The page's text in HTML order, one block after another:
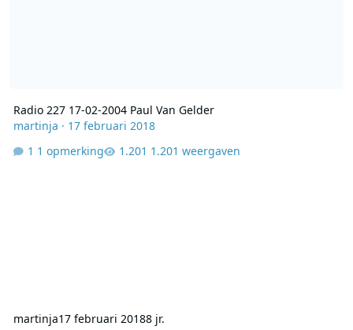
Radio 227 17-02-2004 Paul Van Gelder
martinja · 17 februari 2018
1 opmerking
1.201 weergaven
martinja17 februari 20188 jr.